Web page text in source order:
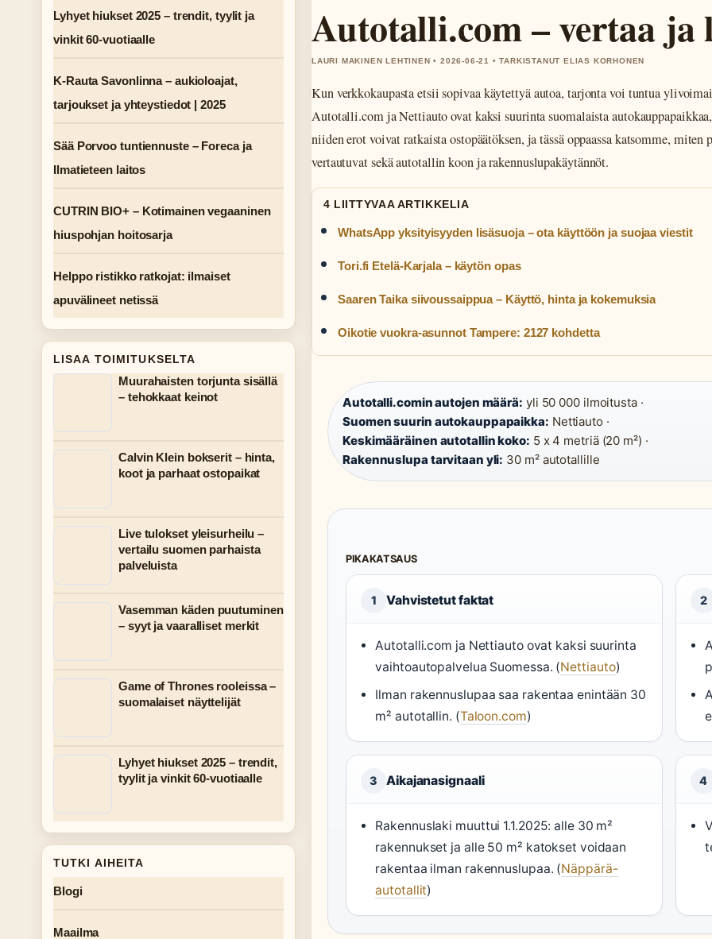
Autotalli.com – vertaa ja
LAURI MAKINEN LEHTINEN • 2026-06-21 • TARKISTANUT ELIAS KORHONEN
Kun verkkokaupasta etsii sopivaa käytettyä autoa, tarjonta voi tuntua
Autotalli.com ja Nettiauto ovat kaksi suurinta suomalaista
niiden erot voivat ratkaista ostopäätöksen, ja tässä oppaassa katsomme, miten
vertautuvat sekä autotallin koon ja rakennuslupakäytännöt.
4 LIITTYVAA ARTIKKELIA
WhatsApp yksityisyyden lisäsuoja – ota käyttöön ja suojaa viestit
Tori.fi Etelä-Karjala – käytön opas
Saaren Taika siivoussaippua – Käyttö, hinta ja kokemuksia
Oikotie vuokra-asunnot Tampere: 2127 kohdetta
Autotalli.comin autojen määrä: yli 50 000 ilmoitusta ·
Suomen suurin autokauppapaikka: Nettiauto ·
Keskimääräinen autotallin koko: 5 x 4 metriä (20 m²) ·
Rakennuslupa tarvitaan yli: 30 m² autotallille
PIKAKATSAUS
1 Vahvistetut faktat
Autotalli.com ja Nettiauto ovat kaksi suurinta
vaihtoautopalvelua Suomessa. (Nettiauto)
Ilman rakennuslupaa saa rakentaa enintään 30
m² autotallin. (Taloon.com)
2
3 Aikajanasignaali
Rakennuslaki muuttui 1.1.2025: alle 30 m²
rakennukset ja alle 50 m² katokset voidaan
rakentaa ilman rakennuslupaa. (Näppärä-
autotallit)
4
Lyhyet hiukset 2025 – trendit, tyylit ja
vinkit 60-vuotiaalle
K-Rauta Savonlinna – aukioloajat,
tarjoukset ja yhteystiedot | 2025
Sää Porvoo tuntiennuste – Foreca ja
Ilmatieteen laitos
CUTRIN BIO+ – Kotimainen vegaaninen
hiuspohjan hoitosarja
Helppo ristikko ratkojat: ilmaiset
apuvälineet netissä
LISAA TOIMITUKSELTA
Muurahaisten torjunta sisällä
– tehokkaat keinot
Calvin Klein bokserit – hinta,
koot ja parhaat ostopaikat
Live tulokset yleisurheilu –
vertailu suomen parhaista
palveluista
Vasemman käden puutuminen
– syyt ja vaaralliset merkit
Game of Thrones rooleissa –
suomalaiset näyttelijät
Lyhyet hiukset 2025 – trendit,
tyylit ja vinkit 60-vuotiaalle
TUTKI AIHEITA
Blogi
Maailma